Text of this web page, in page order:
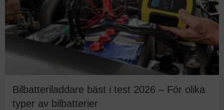
Bilbatteriladdare bäst i test 2026 – För olika
typer av bilbatterier